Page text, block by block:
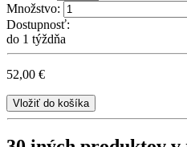
Množstvo:
Dostupnosť:
do 1 týždňa
52,00 €
Vložiť do košíka